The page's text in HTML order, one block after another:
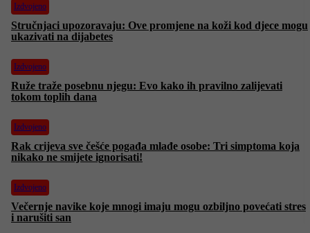
Izdvojeno
Stručnjaci upozoravaju: Ove promjene na koži kod djece mogu
ukazivati na dijabetes
Izdvojeno
Ruže traže posebnu njegu: Evo kako ih pravilno zalijevati
tokom toplih dana
Izdvojeno
Rak crijeva sve češće pogađa mlađe osobe: Tri simptoma koja
nikako ne smijete ignorisati!
Izdvojeno
Večernje navike koje mnogi imaju mogu ozbiljno povećati stres
i narušiti san